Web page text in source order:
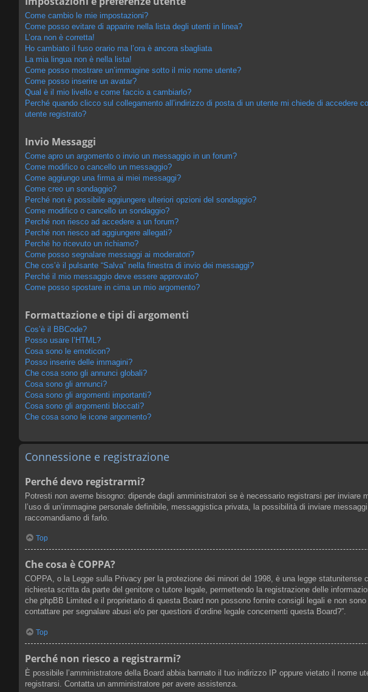
Come cambio le mie impostazioni?
Come posso evitare di apparire nella lista degli utenti in linea?
L’ora non è corretta!
Ho cambiato il fuso orario ma l’ora è ancora sbagliata
La mia lingua non è nella lista!
Come posso mostrare un’immagine sotto il mio nome utente?
Come posso inserire un avatar?
Qual è il mio livello e come faccio a cambiarlo?
Perché quando clicco sul collegamento all’indirizzo di posta di un utente mi chiede di accedere
utente registrato?
Invio Messaggi
Come apro un argomento o invio un messaggio in un forum?
Come modifico o cancello un messaggio?
Come aggiungo una firma ai miei messaggi?
Come creo un sondaggio?
Perché non è possibile aggiungere ulteriori opzioni del sondaggio?
Come modifico o cancello un sondaggio?
Perché non riesco ad accedere a un forum?
Perché non riesco ad aggiungere allegati?
Perché ho ricevuto un richiamo?
Come posso segnalare messaggi ai moderatori?
Che cos’è il pulsante “Salva” nella finestra di invio dei messaggi?
Perché il mio messaggio deve essere approvato?
Come posso spostare in cima un mio argomento?
Formattazione e tipi di argomenti
Cos’è il BBCode?
Posso usare l’HTML?
Cosa sono le emoticon?
Posso inserire delle immagini?
Che cosa sono gli annunci globali?
Cosa sono gli annunci?
Cosa sono gli argomenti importanti?
Cosa sono gli argomenti bloccati?
Che cosa sono le icone argomento?
Connessione e registrazione
Perché devo registrarmi?
Potresti non averne bisogno: dipende dagli amministratori se è necessario registrarsi per
l’uso di un’immagine personale definibile, messaggistica privata, la possibilità di inviare
raccomandiamo di farlo.
Top
Che cosa è COPPA?
COPPA, o la Legge sulla Privacy per la protezione dei minori del 1998, è una legge
richiesta scritta da parte del genitore o tutore legale, permettendo la registrazione delle
che phpBB Limited e il proprietario di questa Board non possono fornire consigli legali e non
contattare per segnalare abusi e/o per questioni d’ordine legale concernenti questa Board?”.
Top
Perché non riesco a registrarmi?
È possibile l’amministratore della Board abbia bannato il tuo indirizzo IP oppure vietato il
registrarsi. Contatta un amministratore per avere assistenza.